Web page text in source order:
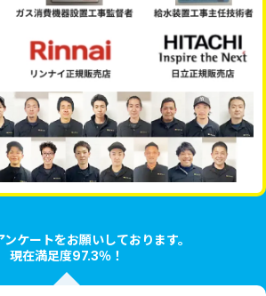
ケートをお願いしております。
現在満足度97.3％！